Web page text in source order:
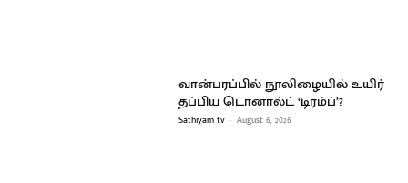
வான்பரப்பில் நூலிழையில் உயிர்
தப்பிய டொனால்ட் ‘டிரம்ப்’?
Sathiyam tv - August 6, 2026